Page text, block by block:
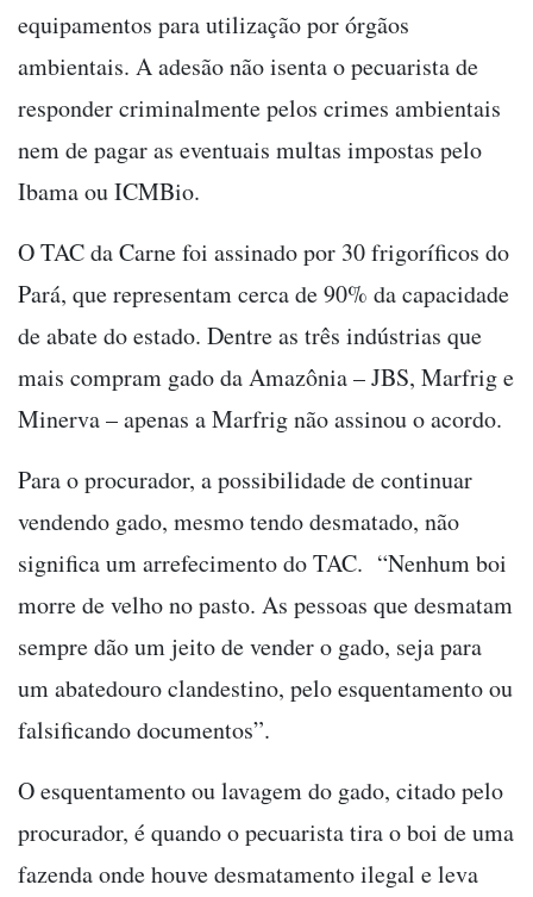
equipamentos para utilização por órgãos
ambientais. A adesão não isenta o pecuarista de
responder criminalmente pelos crimes ambientais
nem de pagar as eventuais multas impostas pelo
Ibama ou ICMBio.
O TAC da Carne foi assinado por 30 frigoríficos do
Pará, que representam cerca de 90% da capacidade
de abate do estado. Dentre as três indústrias que
mais compram gado da Amazônia–JBS, Marfrig e
Minerva–apenas a Marfrig não assinou o acordo.
Para o procurador, a possibilidade de continuar
vendendo gado, mesmo tendo desmatado, não
significa um arrefecimento do TAC. “Nenhum boi
morre de velho no pasto. As pessoas que desmatam
sempre dão um jeito de vender o gado, seja para
um abatedouro clandestino, pelo esquentamento ou
falsificando documentos”.
O esquentamento ou lavagem do gado, citado pelo
procurador, é quando o pecuarista tira o boi de uma
fazenda onde houve desmatamento ilegal e leva